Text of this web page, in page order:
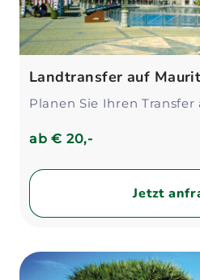
Landtransfer auf
Planen Sie Ihren
ab€ 20,-
Jetzt